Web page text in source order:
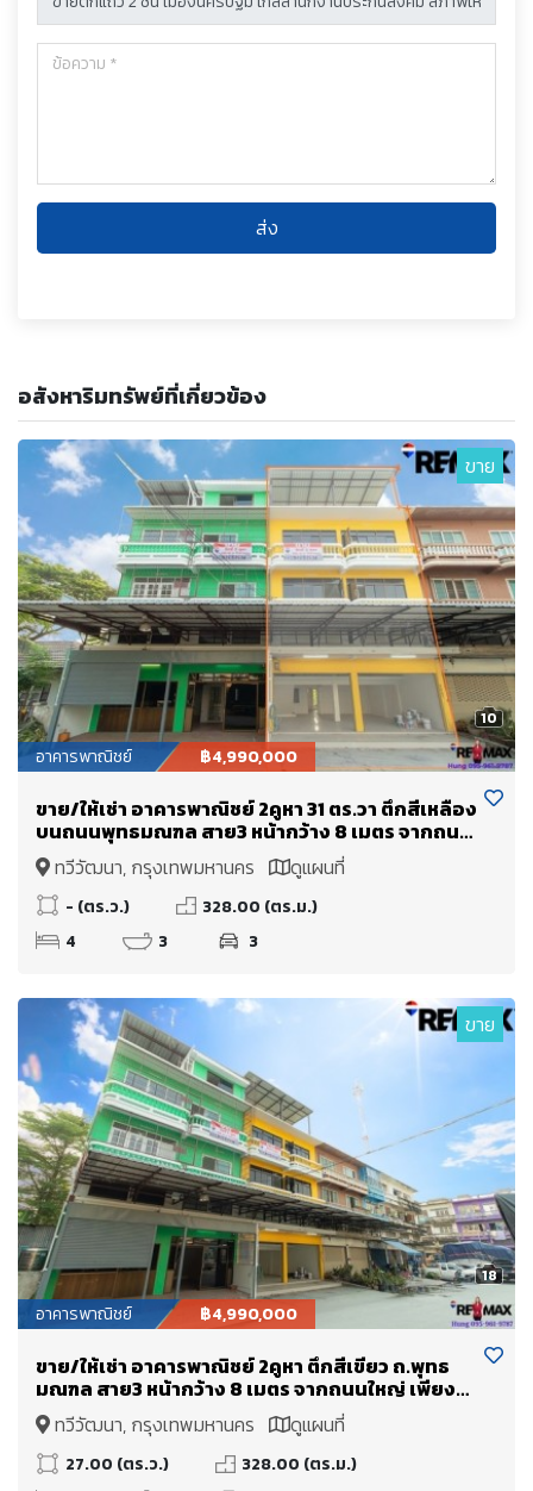
ส่ง
อสังหาริมทรัพย์ที่เกี่ยวข้อง
10
ขาย
อาคารพาณิชย์ ฿4,990,000
ขาย/ให้เช่า อาคารพาณิชย์ 2คูหา 31 ตร.วา ตึกสีเหลือง
บนถนนพุทธมณฑล สาย3 หน้ากว้าง 8 เมตร จากถนน
ใหญ่ เพียง 50 เมตร ใกล้ถนนอักษะ พุทธมณฑล ศาลา
ยา รีโนเวทแล้ว พร้อมใช้งาน ราคาขาย 4.99 ล้านบาท
ได้ถึง 2 คูหา
ทวีวัฒนา, กรุงเทพมหานคร ดูแผนที่
- (ตร.ว.)
328.00 (ตร.ม.)
4
3 3
18
ขาย
อาคารพาณิชย์ ฿4,990,000
ขาย/ให้เช่า อาคารพาณิชย์ 2คูหา ตึกสีเขียว ถ.พุทธ
มณฑล สาย3 หน้ากว้าง 8 เมตร จากถนนใหญ่ เพียง
50 เมตร รีโนเวทพร้อมใช้งาน เหมาะเป็นโกดัง ใกล้
แหล่งขนส่ง ถนนอักษะ สะดวกเดินทาง ราคาขาย 4.99
Mb
ทวีวัฒนา, กรุงเทพมหานคร ดูแผนที่
27.00 (ตร.ว.)
328.00 (ตร.ม.)